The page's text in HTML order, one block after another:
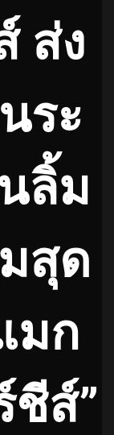
ส่ง
ระ
ลิ้ม
สุด
มก
ชีส์”